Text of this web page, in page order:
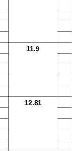
11.9
12.81